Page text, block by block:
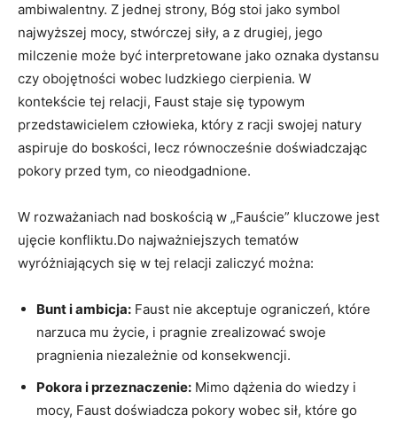
ambiwalentny. Z jednej strony, Bóg stoi jako symbol
najwyższej mocy, stwórczej siły, a z drugiej, jego
milczenie może być interpretowane jako oznaka dystansu
czy obojętności wobec ludzkiego cierpienia. W
kontekście tej relacji, Faust staje się typowym
przedstawicielem człowieka, który z racji swojej natury
aspiruje do boskości, lecz równocześnie doświadczając
pokory przed tym, co nieodgadnione.
W rozważaniach nad boskością w „Fauście” kluczowe jest
ujęcie konfliktu.Do najważniejszych tematów
wyróżniających się w tej relacji zaliczyć można:
Bunt i ambicja: Faust nie akceptuje ograniczeń, które
narzuca mu życie, i pragnie zrealizować swoje
pragnienia niezależnie od konsekwencji.
Pokora i przeznaczenie: Mimo dążenia do wiedzy i
mocy, Faust doświadcza pokory wobec sił, które go